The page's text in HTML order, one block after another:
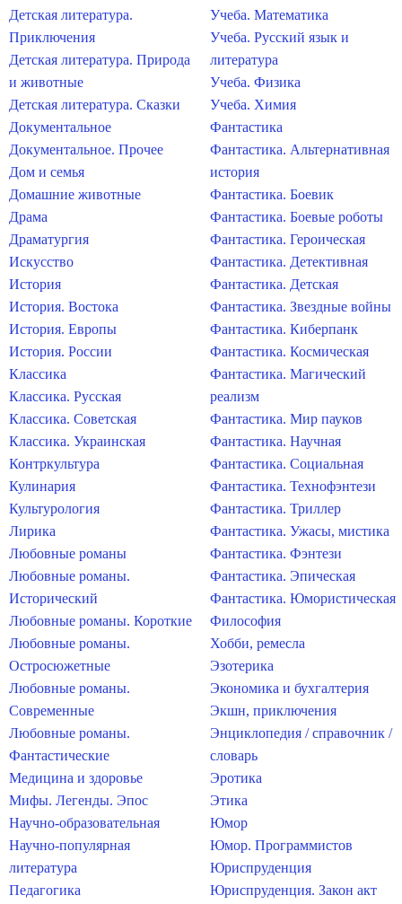
Детская литература.
Приключения
Детская литература. Природа
и животные
Детская литература. Сказки
Документальное
Документальное. Прочее
Дом и семья
Домашние животные
Драма
Драматургия
Искусство
История
История. Востока
История. Европы
История. России
Классика
Классика. Русская
Классика. Советская
Классика. Украинская
Контркультура
Кулинария
Культурология
Лирика
Любовные романы
Любовные романы.
Исторический
Любовные романы. Короткие
Любовные романы.
Остросюжетные
Любовные романы.
Современные
Любовные романы.
Фантастические
Медицина и здоровье
Мифы. Легенды. Эпос
Научно-образовательная
Научно-популярная
литература
Педагогика
Учеба. Математика
Учеба. Русский язык и
литература
Учеба. Физика
Учеба. Химия
Фантастика
Фантастика. Альтернативная
история
Фантастика. Боевик
Фантастика. Боевые роботы
Фантастика. Героическая
Фантастика. Детективная
Фантастика. Детская
Фантастика. Звездные войны
Фантастика. Киберпанк
Фантастика. Космическая
Фантастика. Магический
реализм
Фантастика. Мир пауков
Фантастика. Научная
Фантастика. Социальная
Фантастика. Технофэнтези
Фантастика. Триллер
Фантастика. Ужасы, мистика
Фантастика. Фэнтези
Фантастика. Эпическая
Фантастика. Юмористическая
Философия
Хобби, ремесла
Эзотерика
Экономика и бухгалтерия
Экшн, приключения
Энциклопедия / справочник /
словарь
Эротика
Этика
Юмор
Юмор. Программистов
Юриспруденция
Юриспруденция. Закон акт